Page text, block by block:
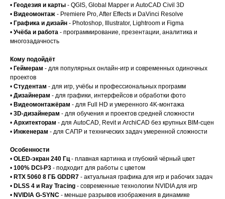
• Геодезия и карты - QGIS, Global Mapper и AutoCAD Civil 3D
• Видеомонтаж - Premiere Pro, After Effects и DaVinci Resolve
• Графика и дизайн - Photoshop, Illustrator, Lightroom и Figma
• Учёба и работа - программирование, презентации, аналитика и
многозадачность
Кому подойдёт
• Геймерам - для популярных онлайн-игр и современных одиночных
проектов
• Студентам - для игр, учёбы и профессиональных программ
• Дизайнерам - для графики, интерфейсов и обработки фото
• Видеомонтажёрам - для Full HD и умеренного 4K-монтажа
• 3D-дизайнерам - для обучения и проектов средней сложности
• Архитекторам - для AutoCAD, Revit и ArchiCAD без крупных BIM-сцен
• Инженерам - для САПР и технических задач умеренной сложности
Особенности
• OLED-экран 240 Гц- плавная картинка и глубокий чёрный цвет
• 100% DCI-P3 - подходит для работы с цветом
• RTX 5060 8 ГБ GDDR7 - актуальная графика для игр и рабочих задач
• DLSS 4 и Ray Tracing - современные технологии NVIDIA для игр
• NVIDIA G-SYNC - меньше разрывов изображения в динамике